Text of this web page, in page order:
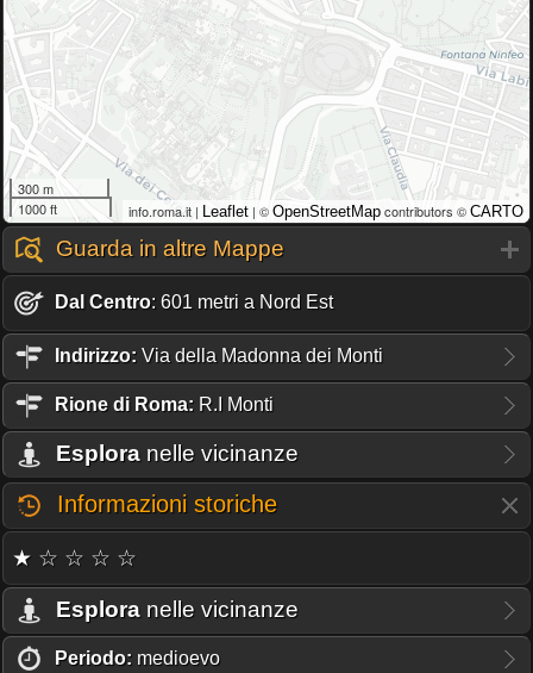
300 m
1000 ft
info.roma.it | Leaflet | © OpenStreetMap contributors © CARTO
Guarda in altre Mappe
Dal Centro: 601 metri a Nord Est
Indirizzo: Via della Madonna dei Monti
Rione di Roma: R.I Monti
Esplora nelle vicinanze
Informazioni storiche
★ ☆ ☆ ☆ ☆
Esplora nelle vicinanze
Periodo: medioevo